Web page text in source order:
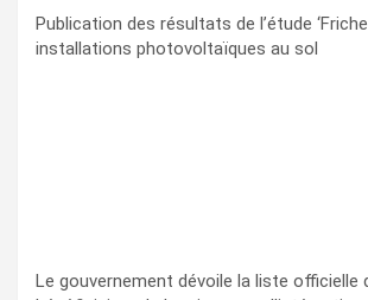
Publication des résultats de l’étude
installations photovoltaïques au sol
Le gouvernement dévoile la liste officielle